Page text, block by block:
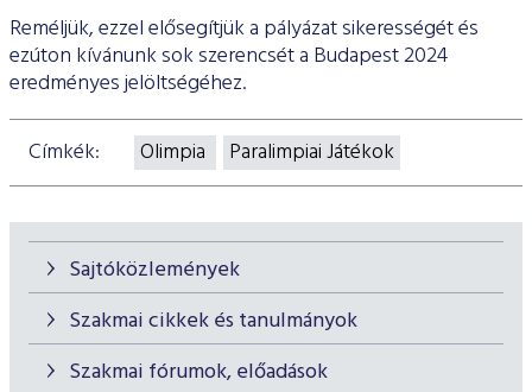
Sajtóközlemények
Szakmai cikkek és tanulmányok
Szakmai fórumok, előadások
Reméljük, ezzel elősegítjük a pályázat sikerességét és
ezúton kívánunk sok szerencsét a Budapest 2024
eredményes jelöltségéhez.
Címkék:
Olimpia Paralimpiai Játékok